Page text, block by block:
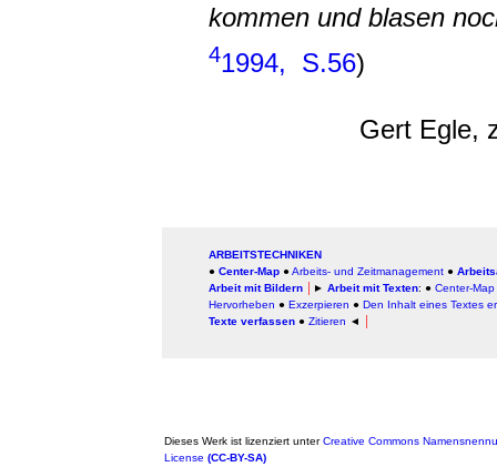
kommen und blasen
41994, S.56)
Gert Egle,
ARBEITSTECHNIKEN
● Center-Map ● Arbeits- und Zeitmanagement ●
Arbeit mit Bildern
► Arbeit mit Texten: ● Center-Map
Hervorheben ● Exzerpieren ● Den Inhalt eines Textes
Texte verfassen ● Zitieren ◄
Dieses Werk ist lizenziert unterCreative Commons
License (CC-BY-SA)